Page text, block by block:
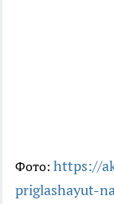
Фото: https://
priglashayut-